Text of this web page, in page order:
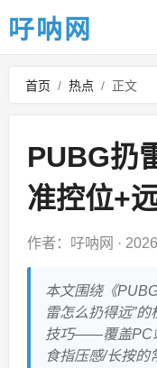
吇呐网
首页 / 热点 / 正文
PUBG扔
准控位+
作者：吇呐网 ·
本文围绕《
雷怎么扔得远”
技巧——覆盖PC
食指压感/长按的